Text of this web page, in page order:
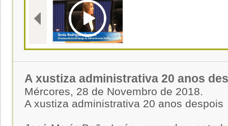
A xustiza administrativa 20 anos
Mércores, 28 de Novembro de 2018.
A xustiza administrativa 20 anos despois